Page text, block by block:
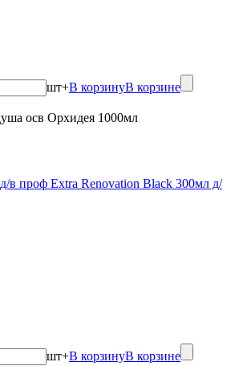
шт+В корзинуВ корзине
осв Орхидея 1000мл
проф Extra Renovation Black 300мл д/
шт+В корзинуВ корзине